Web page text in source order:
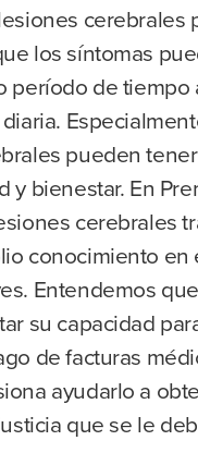
los síntomas
período de tiempo
pueden
y bienestar. En
cerebrales
conocimiento
Entendemos
su capacidad
de facturas
ayudarlo a
que se le